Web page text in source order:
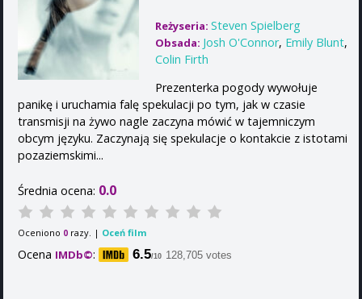
Reżyseria: Steven Spielberg
Obsada: Josh O'Connor, Emily Blunt,
Colin Firth
Prezenterka pogody wywołuje
panikę i uruchamia falę spekulacji po tym, jak w czasie
transmisji na żywo nagle zaczyna mówić w tajemniczym
obcym języku. Zaczynają się spekulacje o kontakcie z istotami
pozaziemskimi...
Średnia ocena: 0.0
Oceniono 0 razy. | Oceń film
Ocena IMDb©: 6.5/10 128,705 votes